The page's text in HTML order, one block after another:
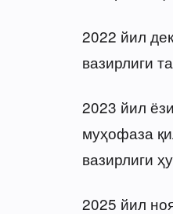
2022 йил
вазирлиги
2023 йил
муҳофаза
вазирлиги
2025 йил